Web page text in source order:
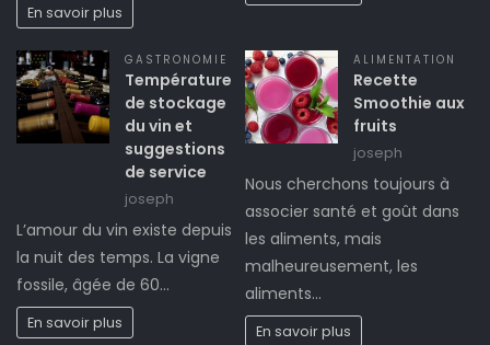
En savoir plus
GASTRONOMIE
Température
de stockage
du vin et
suggestions
de service
joseph
L’amour du vin existe depuis
la nuit des temps. La vigne
fossile, âgée de 60…
En savoir plus
ALIMENTATION
Recette
Smoothie aux
fruits
joseph
Nous cherchons toujours à
associer santé et goût dans
les aliments, mais
malheureusement, les
aliments…
En savoir plus